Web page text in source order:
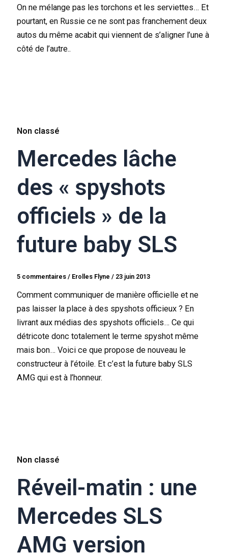
On ne mélange pas les torchons et les serviettes… Et
pourtant, en Russie ce ne sont pas franchement deux
autos du même acabit qui viennent de s’aligner l’une à
côté de l’autre..
Non classé
Mercedes lâche
des « spyshots
officiels » de la
future baby SLS
5 commentaires / Erolles Flyne/ 23 juin 2013
Comment communiquer de manière officielle et ne
pas laisser la place à des spyshots officieux ? En
livrant aux médias des spyshots officiels… Ce qui
détricote donc totalement le terme spyshot même
mais bon… Voici ce que propose de nouveau le
constructeur à l’étoile. Et c’est la future baby SLS
AMG qui est à l’honneur.
Non classé
Réveil-matin : une
Mercedes SLS
AMG version